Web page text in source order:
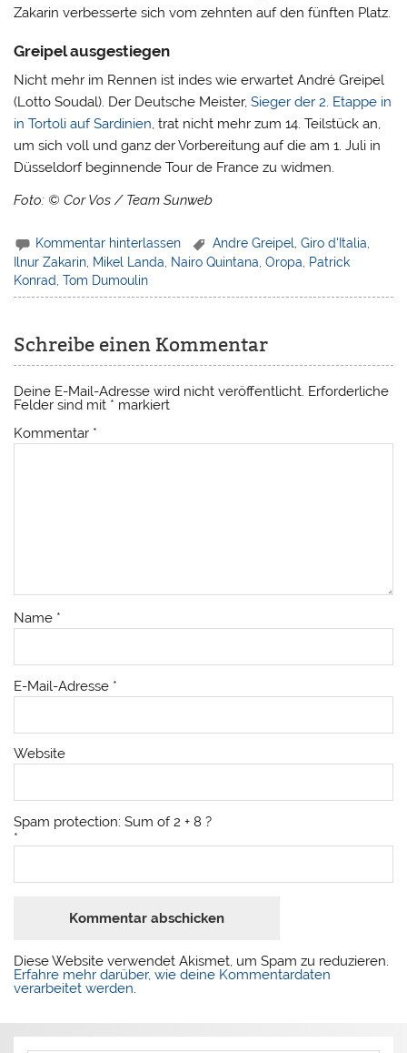
Zakarin verbesserte sich vom zehnten auf den fünften Platz.
Greipel ausgestiegen
Nicht mehr im Rennen ist indes wie erwartet André Greipel
(Lotto Soudal). Der Deutsche Meister,Sieger der 2. Etappe in
in Tortoli auf Sardinien, trat nicht mehr zum 14. Teilstück an,
um sich voll und ganz der Vorbereitung auf die am 1. Juli in
Düsseldorf beginnende Tour de France zu widmen.
Foto: © Cor Vos / Team Sunweb
Kommentar hinterlassen Andre Greipel ,Giro d'Italia
Ilnur Zakarin Mikel Landa Nairo Quintana ,Oropa
Patrick
Konrad ,Tom Dumoulin
Schreibe einen Kommentar
Deine E-Mail-Adresse wird nicht veröffentlicht. Erforderliche
Felder sind mit * markiert
Kommentar *
Name *
E-Mail-Adresse *
Website
Spam protection: Sum of 2 + 8 ?
*
Diese Website verwendet Akismet, um Spam zu reduzieren.
Erfahre mehr darüber, wie deine Kommentardaten
verarbeitet werden